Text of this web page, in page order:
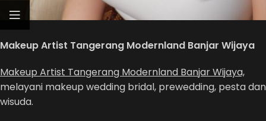
Makeup Artist Tangerang Modernland Banjar Wijaya
Makeup Artist Tangerang Modernland Banjar Wijaya,
melayani makeup wedding bridal, prewedding, pesta dan
wisuda.